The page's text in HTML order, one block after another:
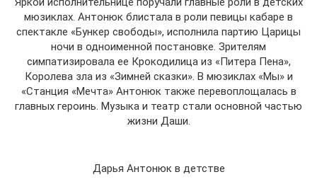
мюзиклах. Антонюк блистала в роли певицы кабаре в
спектакле «Бункер свободы», исполнила партию Царицы
ночи в одноименной постановке. Зрителям
симпатизировала ее Крокодилица из «Питера Пена»,
Королева зла из «Зимней сказки». В мюзиклах «Мы» и
«Станция «Мечта» Антонюк также перевоплощалась в
главных героинь. Музыка и театр стали основной частью
жизни Даши.
Дарья Антонюк в детстве